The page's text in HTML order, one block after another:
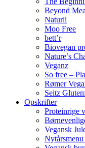
Beyond
Naturli
Moo Free
bett’r
Biovegan
Nature’s
Veganz
So free –
Rømer
Seitz
Opskrifter
Proteinrige
Vegansk